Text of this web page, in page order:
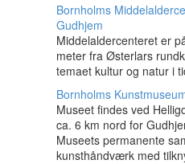
Bornholms
Gudhjem
Middelaldercenteret er
meter fra Østerlars
temaet kultur og natur i
Bornholms
Museet findes ved
ca. 6 km nord for
Museets permanente
kunsthåndværk med